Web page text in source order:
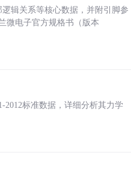
辑关系等核心数据，并附引脚参
微电子官方规格书（版本
2012标准数据，详细分析其力学